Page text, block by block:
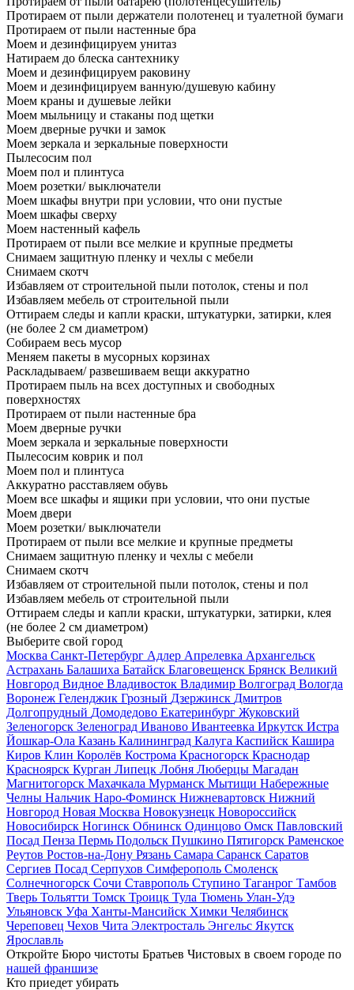
Протираем от пыли держатели полотенец и туалетной бумаги
Протираем от пыли настенные бра
Моем и дезинфицируем унитаз
Натираем до блеска сантехнику
Моем и дезинфицируем раковину
Моем и дезинфицируем ванную/душевую кабину
Моем краны и душевые лейки
Моем мыльницу и стаканы под щетки
Моем дверные ручки и замок
Моем зеркала и зеркальные поверхности
Пылесосим пол
Моем пол и плинтуса
Моем розетки/ выключатели
Моем шкафы внутри при условии, что они пустые
Моем шкафы сверху
Моем настенный кафель
Протираем от пыли все мелкие и крупные предметы
Снимаем защитную пленку и чехлы с мебели
Снимаем скотч
Избавляем от строительной пыли потолок, стены и пол
Избавляем мебель от строительной пыли
Оттираем следы и капли краски, штукатурки, затирки, клея
(не более 2 см диаметром)
Собираем весь мусор
Меняем пакеты в мусорных корзинах
Раскладываем/ развешиваем вещи аккуратно
Протираем пыль на всех доступных и свободных
поверхностях
Протираем от пыли настенные бра
Моем дверные ручки
Моем зеркала и зеркальные поверхности
Пылесосим коврик и пол
Моем пол и плинтуса
Аккуратно расставляем обувь
Моем все шкафы и ящики при условии, что они пустые
Моем двери
Моем розетки/ выключатели
Протираем от пыли все мелкие и крупные предметы
Снимаем защитную пленку и чехлы с мебели
Снимаем скотч
Избавляем от строительной пыли потолок, стены и пол
Избавляем мебель от строительной пыли
Оттираем следы и капли краски, штукатурки, затирки, клея
(не более 2 см диаметром)
Выберите свой город
Москва Санкт-Петербург Адлер Апрелевка Архангельск
Астрахань Балашиха Батайск Благовещенск Брянск Великий
Новгород Видное Владивосток Владимир Волгоград Вологда
Воронеж Геленджик Грозный Дзержинск Дмитров
Долгопрудный Домодедово Екатеринбург Жуковский
Зеленогорск Зеленоград Иваново Ивантеевка Иркутск Истра
Йошкар-Ола Казань Калининград Калуга Каспийск Кашира
Киров Клин Королёв Кострома Красногорск Краснодар
Красноярск Курган Липецк Лобня Люберцы Магадан
Магнитогорск Махачкала Мурманск Мытищи Набережные
Челны Нальчик Наро-Фоминск Нижневартовск Нижний
Новгород Новая Москва Новокузнецк Новороссийск
Новосибирск Ногинск Обнинск Одинцово Омск Павловский
Посад Пенза Пермь Подольск Пушкино Пятигорск Раменское
Реутов Ростов-на-Дону Рязань Самара Саранск Саратов
Сергиев Посад Серпухов Симферополь Смоленск
Солнечногорск Сочи Ставрополь Ступино Таганрог Тамбов
Тверь Тольятти Томск Троицк Тула Тюмень Улан-Удэ
Ульяновск Уфа Ханты-Мансийск Химки Челябинск
Череповец Чехов Чита Электросталь Энгельс Якутск
Ярославль
Откройте Бюро чистоты Братьев Чистовых в своем городе по
нашей франшизе
Кто приедет убирать